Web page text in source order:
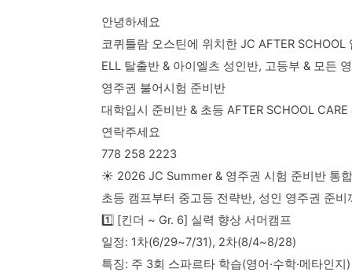
안녕하세요
코퀴틀람 오스틴에 위치한 JC AFTER SCHOOL
ELL 탈출반 & 아이엘츠 성인반, 고등부 & 모든
영주권 불어시험 준비반
대학입시 준비반 & 초등 AFTER SCHOOL
연락주세요
778 258 2223
☀️ 2026 JC Summer & 영주권 시험 준비반 통
초등 캠프부터 중고등 전략반, 성인 영주권 준
1️⃣ [킨더 ~ Gr. 6] 실력 향상 서머캠프
일정: 1차(6/29~7/31), 2차(8/4~8/28)
특징: 주 3회 스파르타 학습(영어·수학·메타인